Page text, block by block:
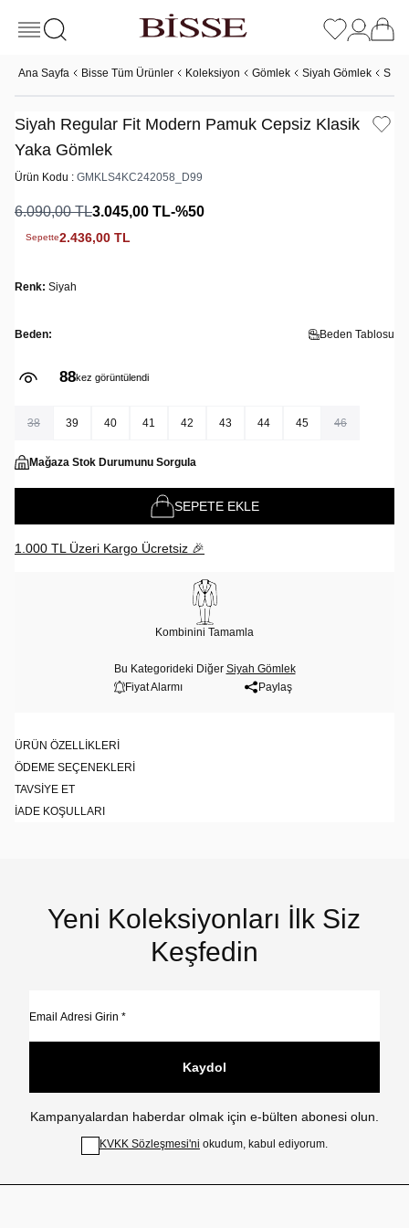
Ana Sayfa Bisse Tüm Ürünler Koleksiyon Gömlek Siyah Gömlek
Siyah Regular Fit Modern Pamuk Cepsiz Klasik
Yaka Gömlek
Ürün Kodu : GMKLS4KC242058_D99
6.090,00TL3.045,00 TL-%50
Sepette2.436,00 TL
Renk: Siyah
Beden: Beden Tablosu
88kez görüntülendi
38 39 40 41 42 43 44 45 46
Mağaza Stok Durumunu Sorgula
SEPETE EKLE
1.000 TL Üzeri Kargo Ücretsiz 🎉
Kombinini Tamamla
Bu Kategorideki Diğer Siyah Gömlek
Fiyat Alarmı
Paylaş
ÜRÜN ÖZELLIKLERI
ÖDEME SEÇENEKLERI
TAVSIYE ET
İADE KOŞULLARI
Yeni Koleksiyonları İlk Siz
Keşfedin
Kaydol
Kampanyalardan haberdar olmak için e-bülten abonesi olun.
KVKK Sözleşmesi'ni okudum, kabul ediyorum.